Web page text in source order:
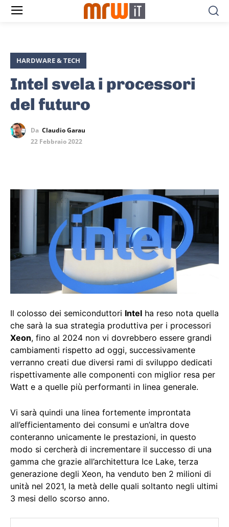
HARDWARE & TECH
Intel svela i processori
del futuro
Da Claudio Garau
22 Febbraio 2022
Il colosso dei semiconduttori Intel ha reso nota quella
che sarà la sua strategia produttiva per i processori
Xeon, fino al 2024 non vi dovrebbero essere grandi
cambiamenti rispetto ad oggi, successivamente
verranno creati due diversi rami di sviluppo dedicati
rispettivamente alle componenti con miglior resa per
Watt e a quelle più performanti in linea generale.
Vi sarà quindi una linea fortemente improntata
all’efficientamento dei consumi e un’altra dove
conteranno unicamente le prestazioni, in questo
modo si cercherà di incrementare il successo di una
gamma che grazie all’architettura Ice Lake, terza
generazione degli Xeon, ha venduto ben 2 milioni di
unità nel 2021, la metà delle quali soltanto negli ultimi
3 mesi dello scorso anno.